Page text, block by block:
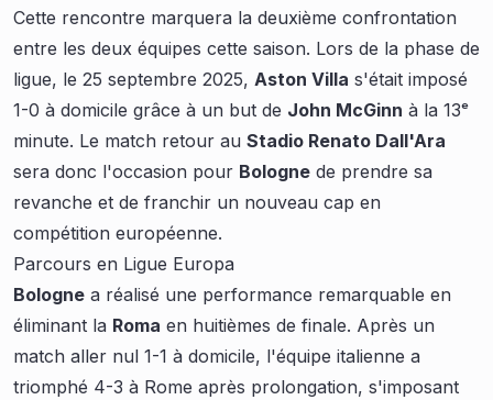
Cette rencontre marquera la deuxième confrontation
entre les deux équipes cette saison. Lors de la phase de
ligue, le 25 septembre 2025, Aston Villa s'était imposé
1-0 à domicile grâce à un but de John McGinn à la 13ᵉ
minute. Le match retour au Stadio Renato Dall'Ara
sera donc l'occasion pour Bologne de prendre sa
revanche et de franchir un nouveau cap en
compétition européenne.
Parcours en Ligue Europa
Bologne a réalisé une performance remarquable en
éliminant la Roma en huitièmes de finale. Après un
match aller nul 1-1 à domicile, l'équipe italienne a
triomphé 4-3 à Rome après prolongation, s'imposant